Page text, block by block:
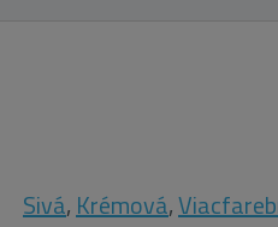
Sivá,Krémová,